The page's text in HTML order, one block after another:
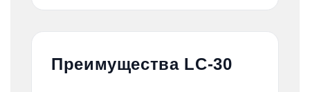
Преимущества LC-30